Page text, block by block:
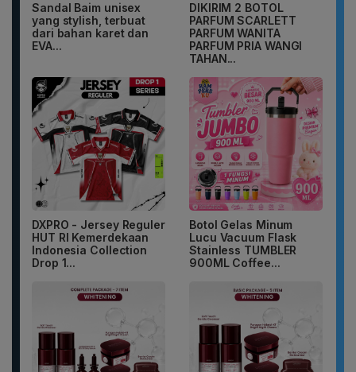
Sandal Baim unisex
yang stylish, terbuat
dari bahan karet dan
EVA...
DIKIRIM 2 BOTOL
PARFUM SCARLETT
PARFUM WANITA
PARFUM PRIA WANGI
TAHAN...
DXPRO - Jersey Reguler
HUT RI Kemerdekaan
Indonesia Collection
Drop 1...
Botol Gelas Minum
Lucu Vacuum Flask
Stainless TUMBLER
900ML Coffee...